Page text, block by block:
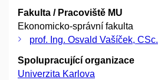
Fakulta / Pracoviště MU
Ekonomicko-správní fakulta
prof. Ing. Osvald Vašíček, CSc.
Spolupracující organizace
Univerzita Karlova